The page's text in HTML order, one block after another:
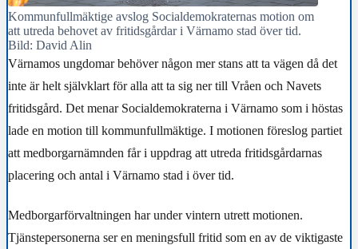
Kommunfullmäktige avslog Socialdemokraternas motion om
att utreda behovet av fritidsgårdar i Värnamo stad över tid.
Bild: David Alin
Värnamos ungdomar behöver någon mer stans att ta vägen då det
inte är helt självklart för alla att ta sig ner till Vråen och Navets
fritidsgård. Det menar Socialdemokraterna i Värnamo som i höstas
lade en motion till kommunfullmäktige. I motionen föreslog partiet
att medborgarnämnden får i uppdrag att utreda fritidsgårdarnas
placering och antal i Värnamo stad i över tid.
Medborgarförvaltningen har under vintern utrett motionen.
Tjänstepersonerna ser en meningsfull fritid som en av de viktigaste